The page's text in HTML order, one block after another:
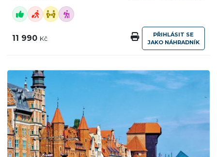
11 990 Kč
PŘIHLÁSIT SE
JAKO NÁHRADNÍK